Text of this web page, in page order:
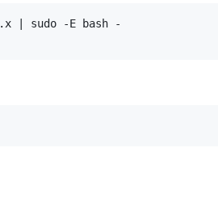
| sudo